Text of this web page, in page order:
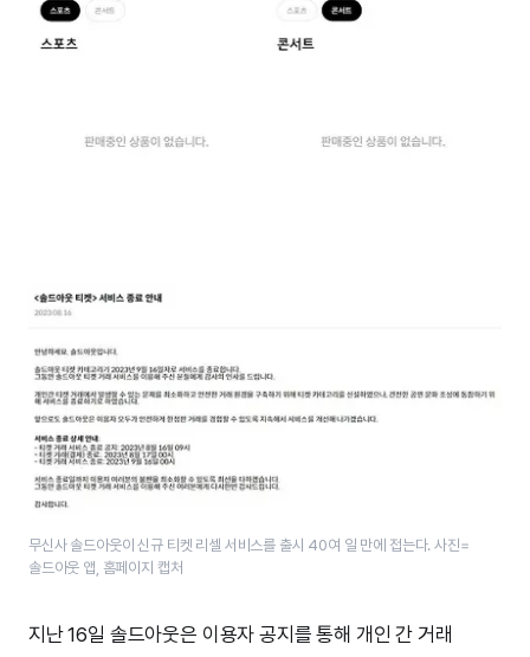
무신사 솔드아웃이 신규 티켓 리셀 서비스를 출시 40여 일 만에 접는다. 사진=
솔드아웃 앱, 홈페이지 캡처
지난 16일 솔드아웃은 이용자 공지를 통해 개인 간 거래